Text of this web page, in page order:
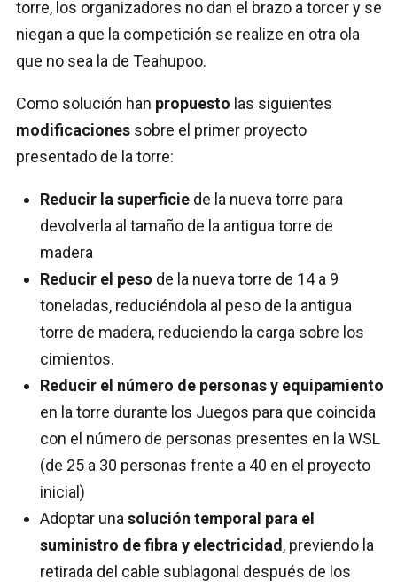
torre, los organizadores no dan el brazo a torcer y se
niegan a que la competición se realize en otra ola
que no sea la de Teahupoo.
Como solución han propuesto las siguientes
modificaciones sobre el primer proyecto
presentado de la torre:
Reducir la superficie de la nueva torre para
devolverla al tamaño de la antigua torre de
madera
Reducir el peso de la nueva torre de 14 a 9
toneladas, reduciéndola al peso de la antigua
torre de madera, reduciendo la carga sobre los
cimientos.
Reducir el número de personas y equipamiento
en la torre durante los Juegos para que coincida
con el número de personas presentes en la WSL
(de 25 a 30 personas frente a 40 en el proyecto
inicial)
Adoptar una solución temporal para el
suministro de fibra y electricidad, previendo la
retirada del cable sublagonal después de los